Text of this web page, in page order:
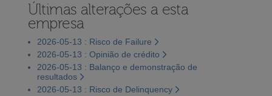
Últimas alterações a esta
empresa
2026-05-13 : Risco de Failure
2026-05-13 : Opinião de crédito
2026-05-13 : Balanço e demonstração de
resultados
2026-05-13 : Risco de Delinquency